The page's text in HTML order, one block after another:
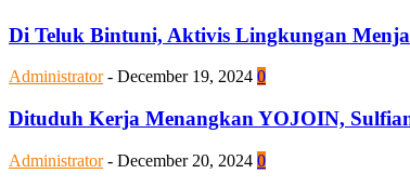
Di Teluk Bintuni, Aktivis Lingkungan
Administrator - December 19, 2024 0
Dituduh Kerja Menangkan YOJOIN,
Administrator - December 20, 2024 0